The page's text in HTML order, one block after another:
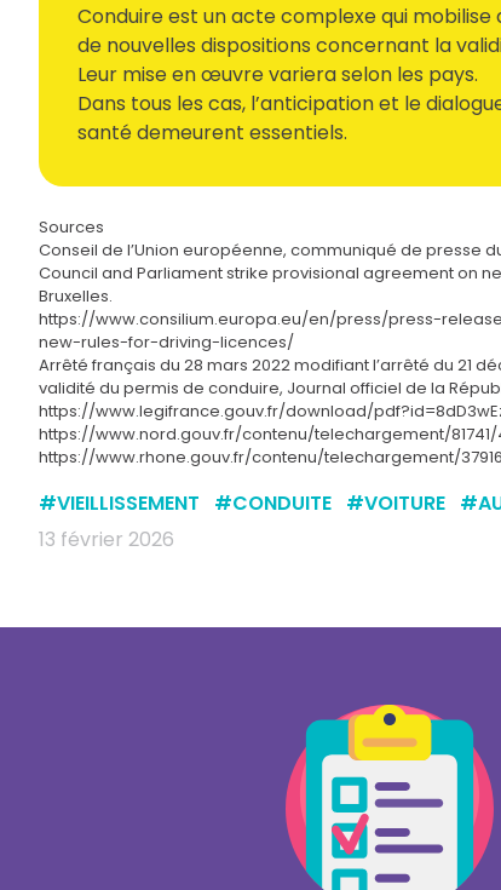
Conduire est un acte complexe qui
de nouvelles dispositions concernant la
Leur mise en œuvre variera selon les pays.
Dans tous les cas, l’anticipation et le
santé demeurent essentiels.
Sources
Conseil de l’Union européenne, communiqué de presse
Council and Parliament strike provisional agreement on
Bruxelles.
https://www.consilium.europa.eu/en/press/press-
new-rules-for-driving-licences/
Arrêté français du 28 mars 2022 modifiant l’arrêté du 21
validité du permis de conduire, Journal officiel de la
https://www.legifrance.gouv.fr/download/
https://www.nord.gouv.fr/contenu/telechargement/81741/
https://www.rhone.gouv.fr/contenu/telechargement/
#VIEILLISSEMENT #CONDUITE #VOITURE #
13 février 2026